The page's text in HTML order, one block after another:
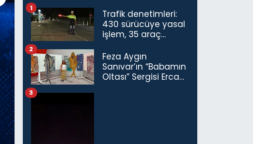
Trafik denetimleri:
430 sürücüye yasal
işlem, 35 araç
1
Feza Aygın
Sanıvar’ın “Babamın
Oltası” Sergisi Ercan
2
3